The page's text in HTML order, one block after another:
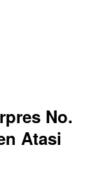
No.
Atasi